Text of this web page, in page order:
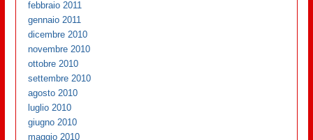
febbraio 2011
gennaio 2011
dicembre 2010
novembre 2010
ottobre 2010
settembre 2010
agosto 2010
luglio 2010
giugno 2010
maggio 2010